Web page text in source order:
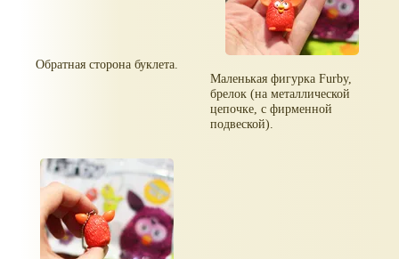
Обратная сторона буклета.
Маленькая фигурка Furby,
брелок (на металлической
цепочке, с фирменной
подвеской).